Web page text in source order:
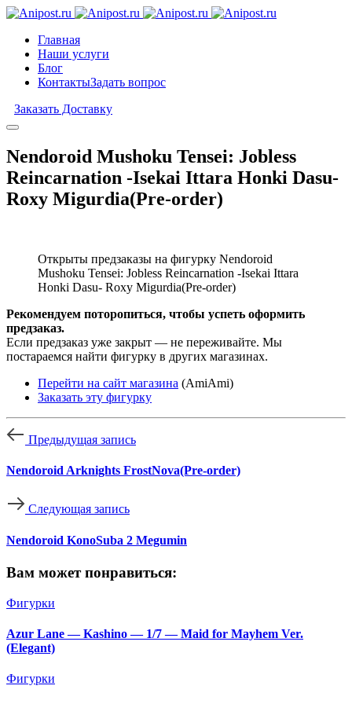
Главная
Наши услуги
Блог
КонтактыЗадать вопрос
Заказать Доставку
Nendoroid Mushoku Tensei: Jobless
Reincarnation -Isekai Ittara Honki Dasu-
Roxy Migurdia(Pre-order)
Открыты предзаказы на фигурку Nendoroid
Mushoku Tensei: Jobless Reincarnation -Isekai Ittara
Honki Dasu- Roxy Migurdia(Pre-order)
Рекомендуем поторопиться, чтобы успеть оформить
предзаказ.
Если предзаказ уже закрыт — не переживайте. Мы
постараемся найти фигурку в других магазинах.
Перейти на сайт магазина (AmiAmi)
Заказать эту фигурку
Предыдущая запись
Nendoroid Arknights FrostNova(Pre-order)
Следующая запись
Nendoroid KonoSuba 2 Megumin
Вам может понравиться:
Фигурки
Azur Lane — Kashino — 1/7 — Maid for Mayhem Ver.
(Elegant)
Фигурки